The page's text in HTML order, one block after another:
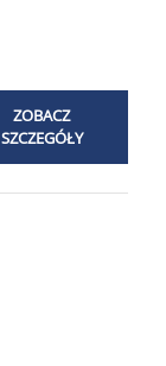
ZOBACZ
SZCZEGÓŁY